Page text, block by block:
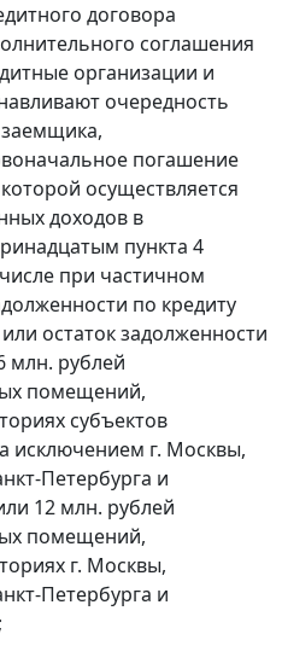
договора
соглашения
организации и
очередность
погашение
осуществляется
доходов в
пункта 4
при частичном
по кредиту
остаток задолженности
млн. рублей
помещений,
субъектов
исключением г. Москвы,
Петербурга и
12 млн. рублей
помещений,
г. Москвы,
Петербурга и